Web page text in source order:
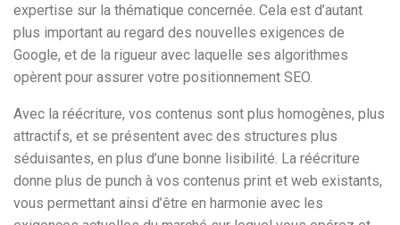
expertise sur la thématique concernée. Cela est d’autant
plus important au regard des nouvelles exigences de
Google, et de la rigueur avec laquelle ses algorithmes
opèrent pour assurer votre positionnement SEO.
Avec la réécriture, vos contenus sont plus homogènes, plus
attractifs, et se présentent avec des structures plus
séduisantes, en plus d’une bonne lisibilité. La réécriture
donne plus de punch à vos contenus print et web existants,
vous permettant ainsi d’être en harmonie avec les